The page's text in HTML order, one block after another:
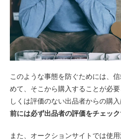
このような事態を防ぐためには、
めて、そこから購入することが必
しくは評価のない出品者からの購
前には必ず出品者の評価をチェック
また、オークションサイトでは使